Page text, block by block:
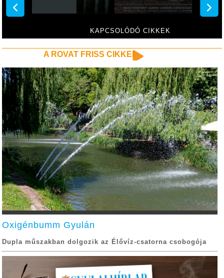
KAPCSOLÓDÓ CIKKEK
A ROVAT FRISS CIKKEI
Oxigénbumm Gyulán
Dupla műszakban dolgozik az Élővíz-csatorna csobogója